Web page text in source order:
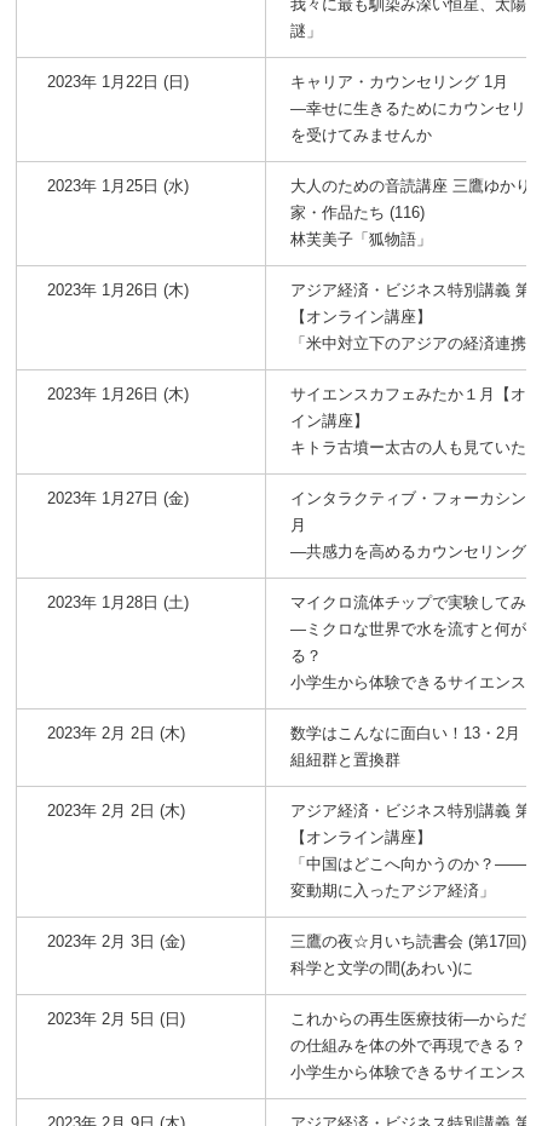
我々に最も馴染み深い恒星、太陽の
謎」
2023年 1月22日 (日)
キャリア・カウンセリング 1月
―幸せに生きるためにカウンセリ
を受けてみませんか
2023年 1月25日 (水)
大人のための音読講座 三鷹ゆかり
家・作品たち (116)
林芙美子「狐物語」
2023年 1月26日 (木)
アジア経済・ビジネス特別講義 第
【オンライン講座】
「米中対立下のアジアの経済連携」
2023年 1月26日 (木)
サイエンスカフェみたか１月【オ
イン講座】
キトラ古墳ー太古の人も見ていた
2023年 1月27日 (金)
インタラクティブ・フォーカシン
月
―共感力を高めるカウンセリング
2023年 1月28日 (土)
マイクロ流体チップで実験してみ
―ミクロな世界で水を流すと何が
る？
小学生から体験できるサイエンス
2023年 2月 2日 (木)
数学はこんなに面白い！13・2月
組紐群と置換群
2023年 2月 2日 (木)
アジア経済・ビジネス特別講義 第
【オンライン講座】
「中国はどこへ向かうのか？――
変動期に入ったアジア経済」
2023年 2月 3日 (金)
三鷹の夜☆月いち読書会 (第17回)
科学と文学の間(あわい)に
2023年 2月 5日 (日)
これからの再生医療技術―からだ
の仕組みを体の外で再現できる？
小学生から体験できるサイエンス